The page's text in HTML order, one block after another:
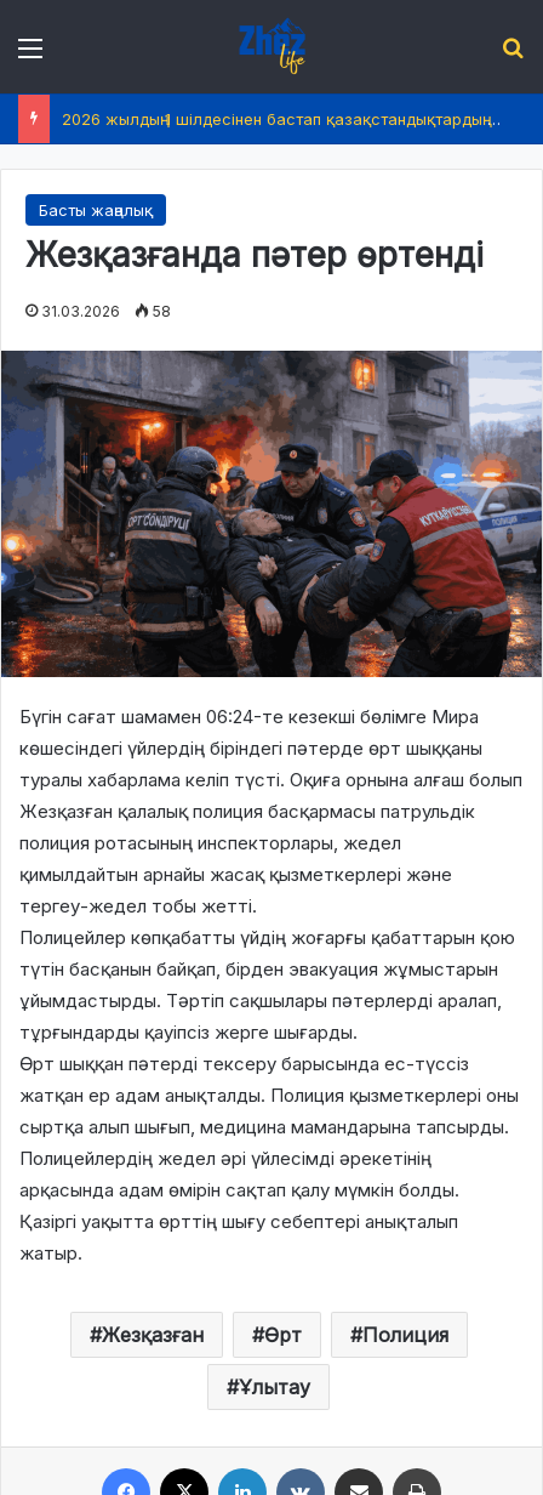
2026 жылдың 1 шілдесінен бастап қазақстандықтардың өмірінде не өзгереді?
Басты жаңалық
Жезқазғанда пәтер өртенді
31.03.2026 58
Бүгін сағат шамамен 06:24-те кезекші бөлімге Мира
көшесіндегі үйлердің біріндегі пәтерде өрт шыққаны
туралы хабарлама келіп түсті. Оқиға орнына алғаш болып
Жезқазған қалалық полиция басқармасы патрульдік
полиция ротасының инспекторлары, жедел
қимылдайтын арнайы жасақ қызметкерлері және
тергеу-жедел тобы жетті.
Полицейлер көпқабатты үйдің жоғарғы қабаттарын қою
түтін басқанын байқап, бірден эвакуация жұмыстарын
ұйымдастырды. Тәртіп сақшылары пәтерлерді аралап,
тұрғындарды қауіпсіз жерге шығарды.
Өрт шыққан пәтерді тексеру барысында ес-түссіз
жатқан ер адам анықталды. Полиция қызметкерлері оны
сыртқа алып шығып, медицина мамандарына тапсырды.
Полицейлердің жедел әрі үйлесімді әрекетінің
арқасында адам өмірін сақтап қалу мүмкін болды.
Қазіргі уақытта өрттің шығу себептері анықталып
жатыр.
Жезқазған Өрт Полиция
Ұлытау